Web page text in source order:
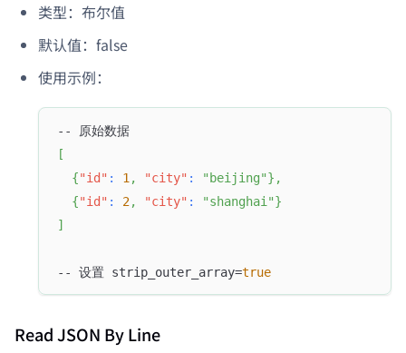
类型：布尔值
默认值：false
使用示例：
-- 原始数据
[
{"id" : 1 , "city" : "beijing"} ,
{"id" : 2, "city" : "shanghai"}
]
-- 设置 strip_outer_array=true
Read JSON By Line